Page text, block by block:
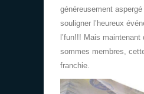
généreusement
souligner l’heureux
l’fun!!! Mais maintenant
sommes membres,
franchie.